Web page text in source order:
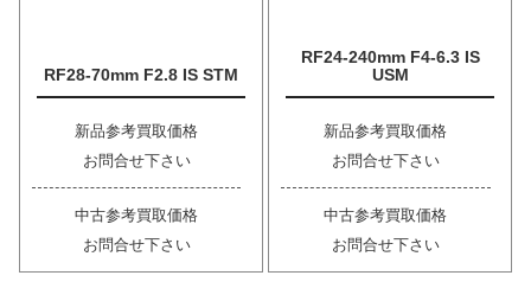
RF28-70mm F2.8 IS STM
新品参考買取価格
お問合せ下さい
中古参考買取価格
お問合せ下さい
RF24-240mm F4-6.3 IS
USM
新品参考買取価格
お問合せ下さい
中古参考買取価格
お問合せ下さい